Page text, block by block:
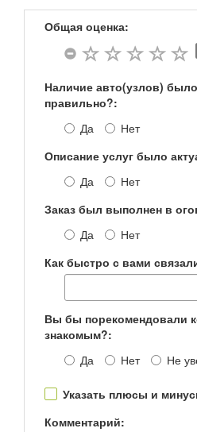
Kalina
1.6 (87 Hp) Kalina II
Калина 118
Общая оценка:
Наличие авто(узлов)
правильно?:
Да
Нет
Описание услуг было
Да
Нет
Заказ был выполнен в
Да
Нет
Как быстро с вами
Вы бы порекомендовали
знакомым?:
Да
Нет Не
Указать плюсы и
Комментарий: